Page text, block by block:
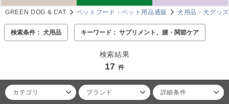
GREEN DOG & CAT ペットフード・ペット用品通販 犬用品・犬グッズ
検索条件： 犬用品 キーワード： サプリメント、腰・関節ケア
検索結果
17 件
カテゴリ ブランド 詳細条件